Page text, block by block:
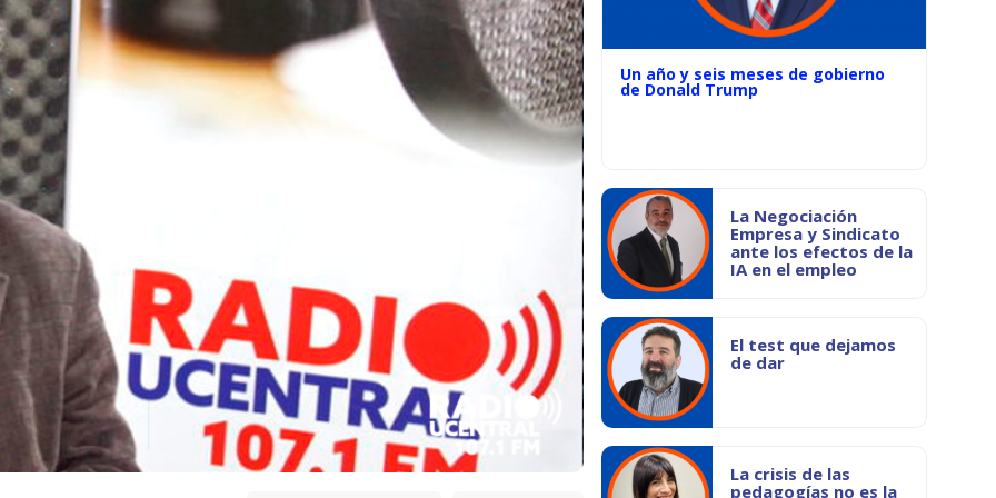
Un año y seis meses de gobierno
de Donald Trump
La Negociación
Empresa y Sindicato
ante los efectos de la
IA en el empleo
El test que dejamos
de dar
La crisis de las
pedagogías no es la